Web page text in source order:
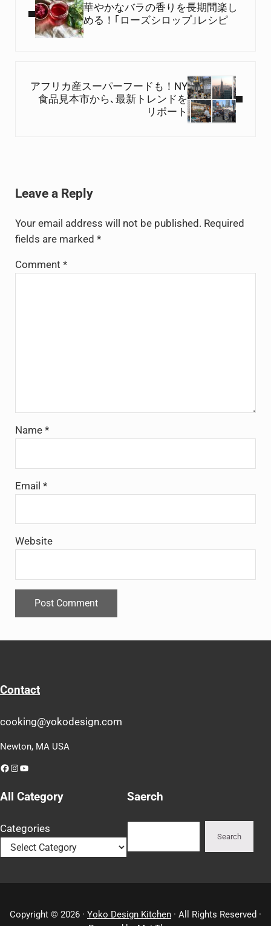
華やかなバラの香りを長期間楽し
める！｢ローズシロップ｣レシピ
アフリカ産スーパーフードも！NY
食品見本市から､最新トレンドを
リポート
Leave a Reply
Your email address will not be published. Required
fields are marked *
Comment *
Name *
Email *
Website
Contact
cooking@yokodesign.com
Newton, MA USA
Facebook
Instagram
YouTube
All Category
Categories
Saerch
Search
Copyright © 2026 · Yoko Design Kitchen · All Rights Reserved ·